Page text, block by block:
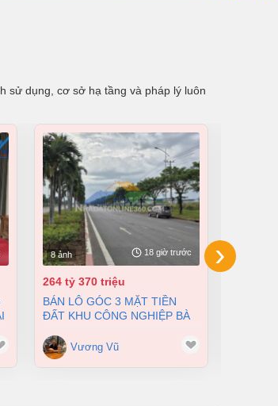
sử dụng, cơ sở hạ tầng và pháp lý luôn
8 ảnh 18 giờ trước
264 tỷ 370 triệu
BÁN LÔ GÓC 3 MẶT TIỀN
ĐẤT KHU CÔNG NGHIỆP BÀ
GIÁ CHỈ 100 ĐÔ/M2
Vương Vũ
›